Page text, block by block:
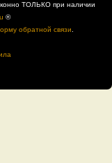
ТОЛЬКО при наличии
®
обратной связи